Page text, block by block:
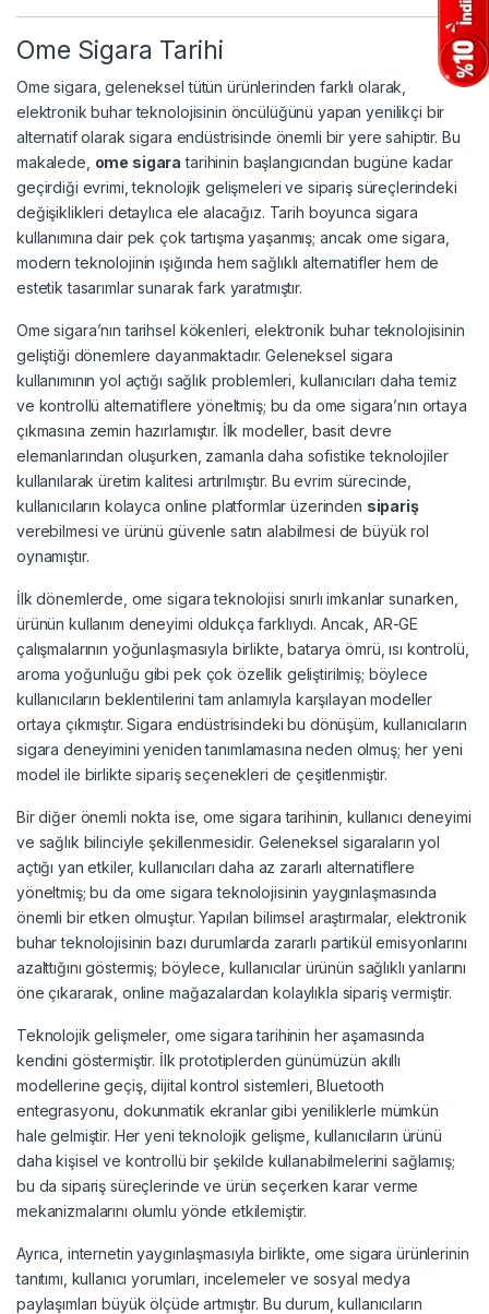
Ome Sigara Tarihi
Ome sigara, geleneksel tütün ürünlerinden farklı olarak,
elektronik buhar teknolojisinin öncülüğünü yapan yenilikçi bir
alternatif olarak sigara endüstrisinde önemli bir yere sahiptir. Bu
makalede, ome sigara tarihinin başlangıcından bugüne kadar
geçirdiği evrimi, teknolojik gelişmeleri ve sipariş süreçlerindeki
değişiklikleri detaylıca ele alacağız. Tarih boyunca sigara
kullanımına dair pek çok tartışma yaşanmış; ancak ome sigara,
modern teknolojinin ışığında hem sağlıklı alternatifler hem de
estetik tasarımlar sunarak fark yaratmıştır.
Ome sigara’nın tarihsel kökenleri, elektronik buhar teknolojisinin
geliştiği dönemlere dayanmaktadır. Geleneksel sigara
kullanımının yol açtığı sağlık problemleri, kullanıcıları daha temiz
ve kontrollü alternatiflere yöneltmiş; bu da ome sigara’nın ortaya
çıkmasına zemin hazırlamıştır. İlk modeller, basit devre
elemanlarından oluşurken, zamanla daha sofistike teknolojiler
kullanılarak üretim kalitesi artırılmıştır. Bu evrim sürecinde,
kullanıcıların kolayca online platformlar üzerinden sipariş
verebilmesi ve ürünü güvenle satın alabilmesi de büyük rol
oynamıştır.
İlk dönemlerde, ome sigara teknolojisi sınırlı imkanlar sunarken,
ürünün kullanım deneyimi oldukça farklıydı. Ancak, AR-GE
çalışmalarının yoğunlaşmasıyla birlikte, batarya ömrü, ısı kontrolü,
aroma yoğunluğu gibi pek çok özellik geliştirilmiş; böylece
kullanıcıların beklentilerini tam anlamıyla karşılayan modeller
ortaya çıkmıştır. Sigara endüstrisindeki bu dönüşüm, kullanıcıların
sigara deneyimini yeniden tanımlamasına neden olmuş; her yeni
model ile birlikte sipariş seçenekleri de çeşitlenmiştir.
Bir diğer önemli nokta ise, ome sigara tarihinin, kullanıcı deneyimi
ve sağlık bilinciyle şekillenmesidir. Geleneksel sigaraların yol
açtığı yan etkiler, kullanıcıları daha az zararlı alternatiflere
yöneltmiş; bu da ome sigara teknolojisinin yaygınlaşmasında
önemli bir etken olmuştur. Yapılan bilimsel araştırmalar, elektronik
buhar teknolojisinin bazı durumlarda zararlı partikül emisyonlarını
azalttığını göstermiş; böylece, kullanıcılar ürünün sağlıklı yanlarını
öne çıkararak, online mağazalardan kolaylıkla sipariş vermiştir.
Teknolojik gelişmeler, ome sigara tarihinin her aşamasında
kendini göstermiştir. İlk prototiplerden günümüzün akıllı
modellerine geçiş, dijital kontrol sistemleri, Bluetooth
entegrasyonu, dokunmatik ekranlar gibi yeniliklerle mümkün
hale gelmiştir. Her yeni teknolojik gelişme, kullanıcıların ürünü
daha kişisel ve kontrollü bir şekilde kullanabilmelerini sağlamış;
bu da sipariş süreçlerinde ve ürün seçerken karar verme
mekanizmalarını olumlu yönde etkilemiştir.
Ayrıca, internetin yaygınlaşmasıyla birlikte, ome sigara ürünlerinin
tanıtımı, kullanıcı yorumları, incelemeler ve sosyal medya
paylaşımları büyük ölçüde artmıştır. Bu durum, kullanıcıların